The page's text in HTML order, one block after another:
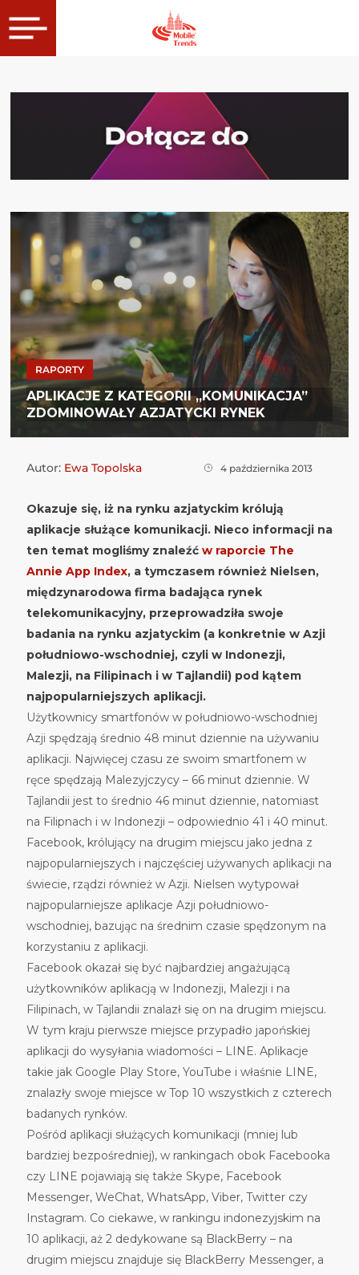
RAPORTY
APLIKACJE Z KATEGORII „KOMUNIKACJA”
ZDOMINOWAŁY AZJATYCKI RYNEK
Autor: Ewa Topolska 4 października 2013
Okazuje się, iż na rynku azjatyckim królują
aplikacje służące komunikacji. Nieco informacji na
ten temat mogliśmy znaleźć w raporcie The
Annie App Index, a tymczasem również Nielsen,
międzynarodowa firma badająca rynek
telekomunikacyjny, przeprowadziła swoje
badania na rynku azjatyckim (a konkretnie w Azji
południowo-wschodniej, czyli w Indonezji,
Malezji, na Filipinach i w Tajlandii) pod kątem
najpopularniejszych aplikacji.
Użytkownicy smartfonów w południowo-wschodniej
Azji spędzają średnio 48 minut dziennie na używaniu
aplikacji. Najwięcej czasu ze swoim smartfonem w
ręce spędzają Malezyjczycy – 66 minut dziennie. W
Tajlandii jest to średnio 46 minut dziennie, natomiast
na Filipnach i w Indonezji – odpowiednio 41 i 40 minut.
Facebook, królujący na drugim miejscu jako jedna z
najpopularniejszych i najczęściej używanych aplikacji na
świecie, rządzi również w Azji. Nielsen wytypował
najpopularniejsze aplikacje Azji południowo-
wschodniej, bazując na średnim czasie spędzonym na
korzystaniu z aplikacji.
Facebook okazał się być najbardziej angażującą
użytkowników aplikacją w Indonezji, Malezji i na
Filipinach, w Tajlandii znalazł się on na drugim miejscu.
W tym kraju pierwsze miejsce przypadło japońskiej
aplikacji do wysyłania wiadomości – LINE. Aplikacje
takie jak Google Play Store, YouTube i właśnie LINE,
znalazły swoje miejsce w Top 10 wszystkich z czterech
badanych rynków.
Pośród aplikacji służących komunikacji (mniej lub
bardziej bezpośredniej), w rankingach obok Facebooka
czy LINE pojawiają się także Skype, Facebook
Messenger, WeChat, WhatsApp, Viber, Twitter czy
Instagram. Co ciekawe, w rankingu indonezyjskim na
10 aplikacji, aż 2 dedykowane są BlackBerry – na
drugim miejscu znajduje się BlackBerry Messenger, a